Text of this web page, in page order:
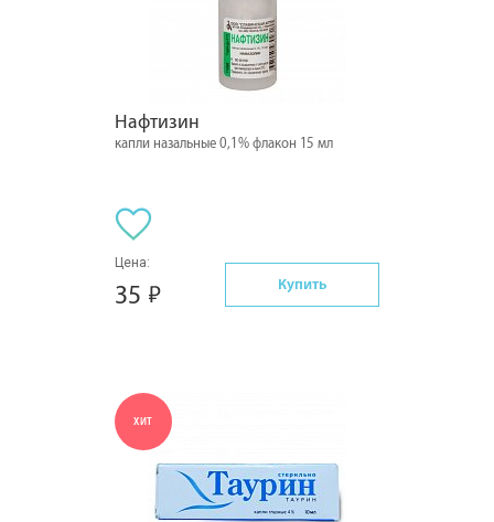
Нафтизин
капли назальные 0,1% флакон 15 мл
Цена:
35 Купить
ХИТ